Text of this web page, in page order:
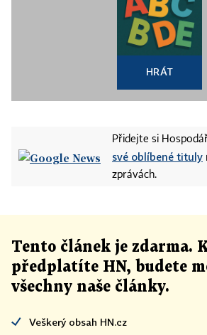
HRÁT
Přidejte si
své oblíbené tituly
zprávách.
Tento článek je zdarma.
předplatíte HN, budete
všechny naše články.
Veškerý obsah HN.cz